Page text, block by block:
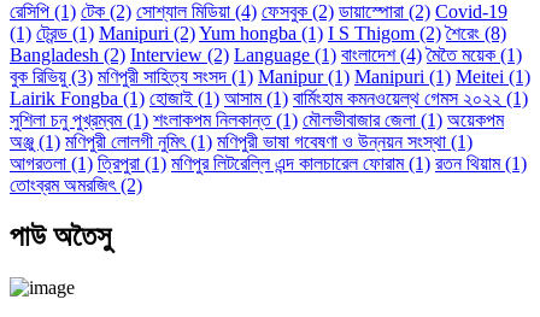
রেসিপি (1) টেক (2) সোশ্যাল মিডিয়া (4) ফেসবুক (2) ডায়াস্পোরা (2) Covid-19
(1) ট্রেন্ড (1) Manipuri (2)Yum hongba (1) I S Thigom (2) শৈরেং (8)
Bangladesh (2) Interview (2) Language (1) বাংলাদেশ(4) মৈতৈ ময়েক (1)
বুক রিভিয়ু (3) মণিপুরী সাহিত্য সংসদ (1) Manipur(1) Manipuri (1) Meitei (1)
Lairik Fongba (1) হোজাই (1) আসাম(1) বার্মিংহাম কমনওয়েল্থ গেমস ২০২২ (1)
সুশিলা চনু পুখ্রম্বম(1) শংলাকপম নিলকান্ত(1) মৌলভীবাজার জেলা (1) অয়েকপম
অঞ্জু (1) মণিপুরী লোলগী নুমিৎ(1) মণিপুরী ভাষা গবেষণা ও উন্নয়ন সংস্থা (1)
আগরতলা (1) ত্রিপুরা (1) মণিপুর লিটরেল্লি এন্দ কালচারেল ফোরাম(1) রতন থিয়াম(1)
তোংব্রম অমরজিৎ(2)
পাউ অতৈসু